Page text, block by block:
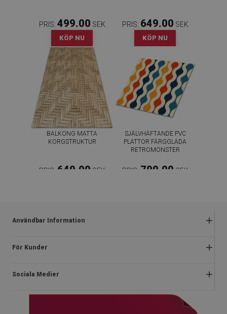
PRIS: 499.00 SEK
KÖP NU
PRIS: 649.00 SEK
KÖP NU
BALKONG MATTA
KORGSTRUKTUR
PRIS: 649.00 SEK
SJÄLVHÄFTANDE PVC
PLATTOR FÄRGGLADA
RETROMÖNSTER
PRIS: 799.00 SEK
Användbar Information
Reklamationer
Kampanjregler
För Kunder
Om oss
Sociala Medier